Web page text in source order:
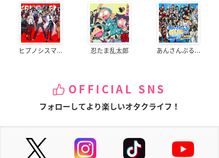
ヒプノシスマ... 忍たま乱太郎 あんさんぶる...
OFFICIAL SNS
フォローしてより楽しいオタクライフ！